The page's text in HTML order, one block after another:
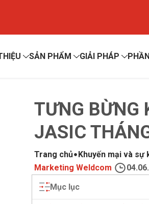
SẢN PHẨM GIẢI PHÁP
TƯNG BỪNG
JASIC
Trang chủ Khuyến mại và sự
Marketing Weldcom
Mục lục